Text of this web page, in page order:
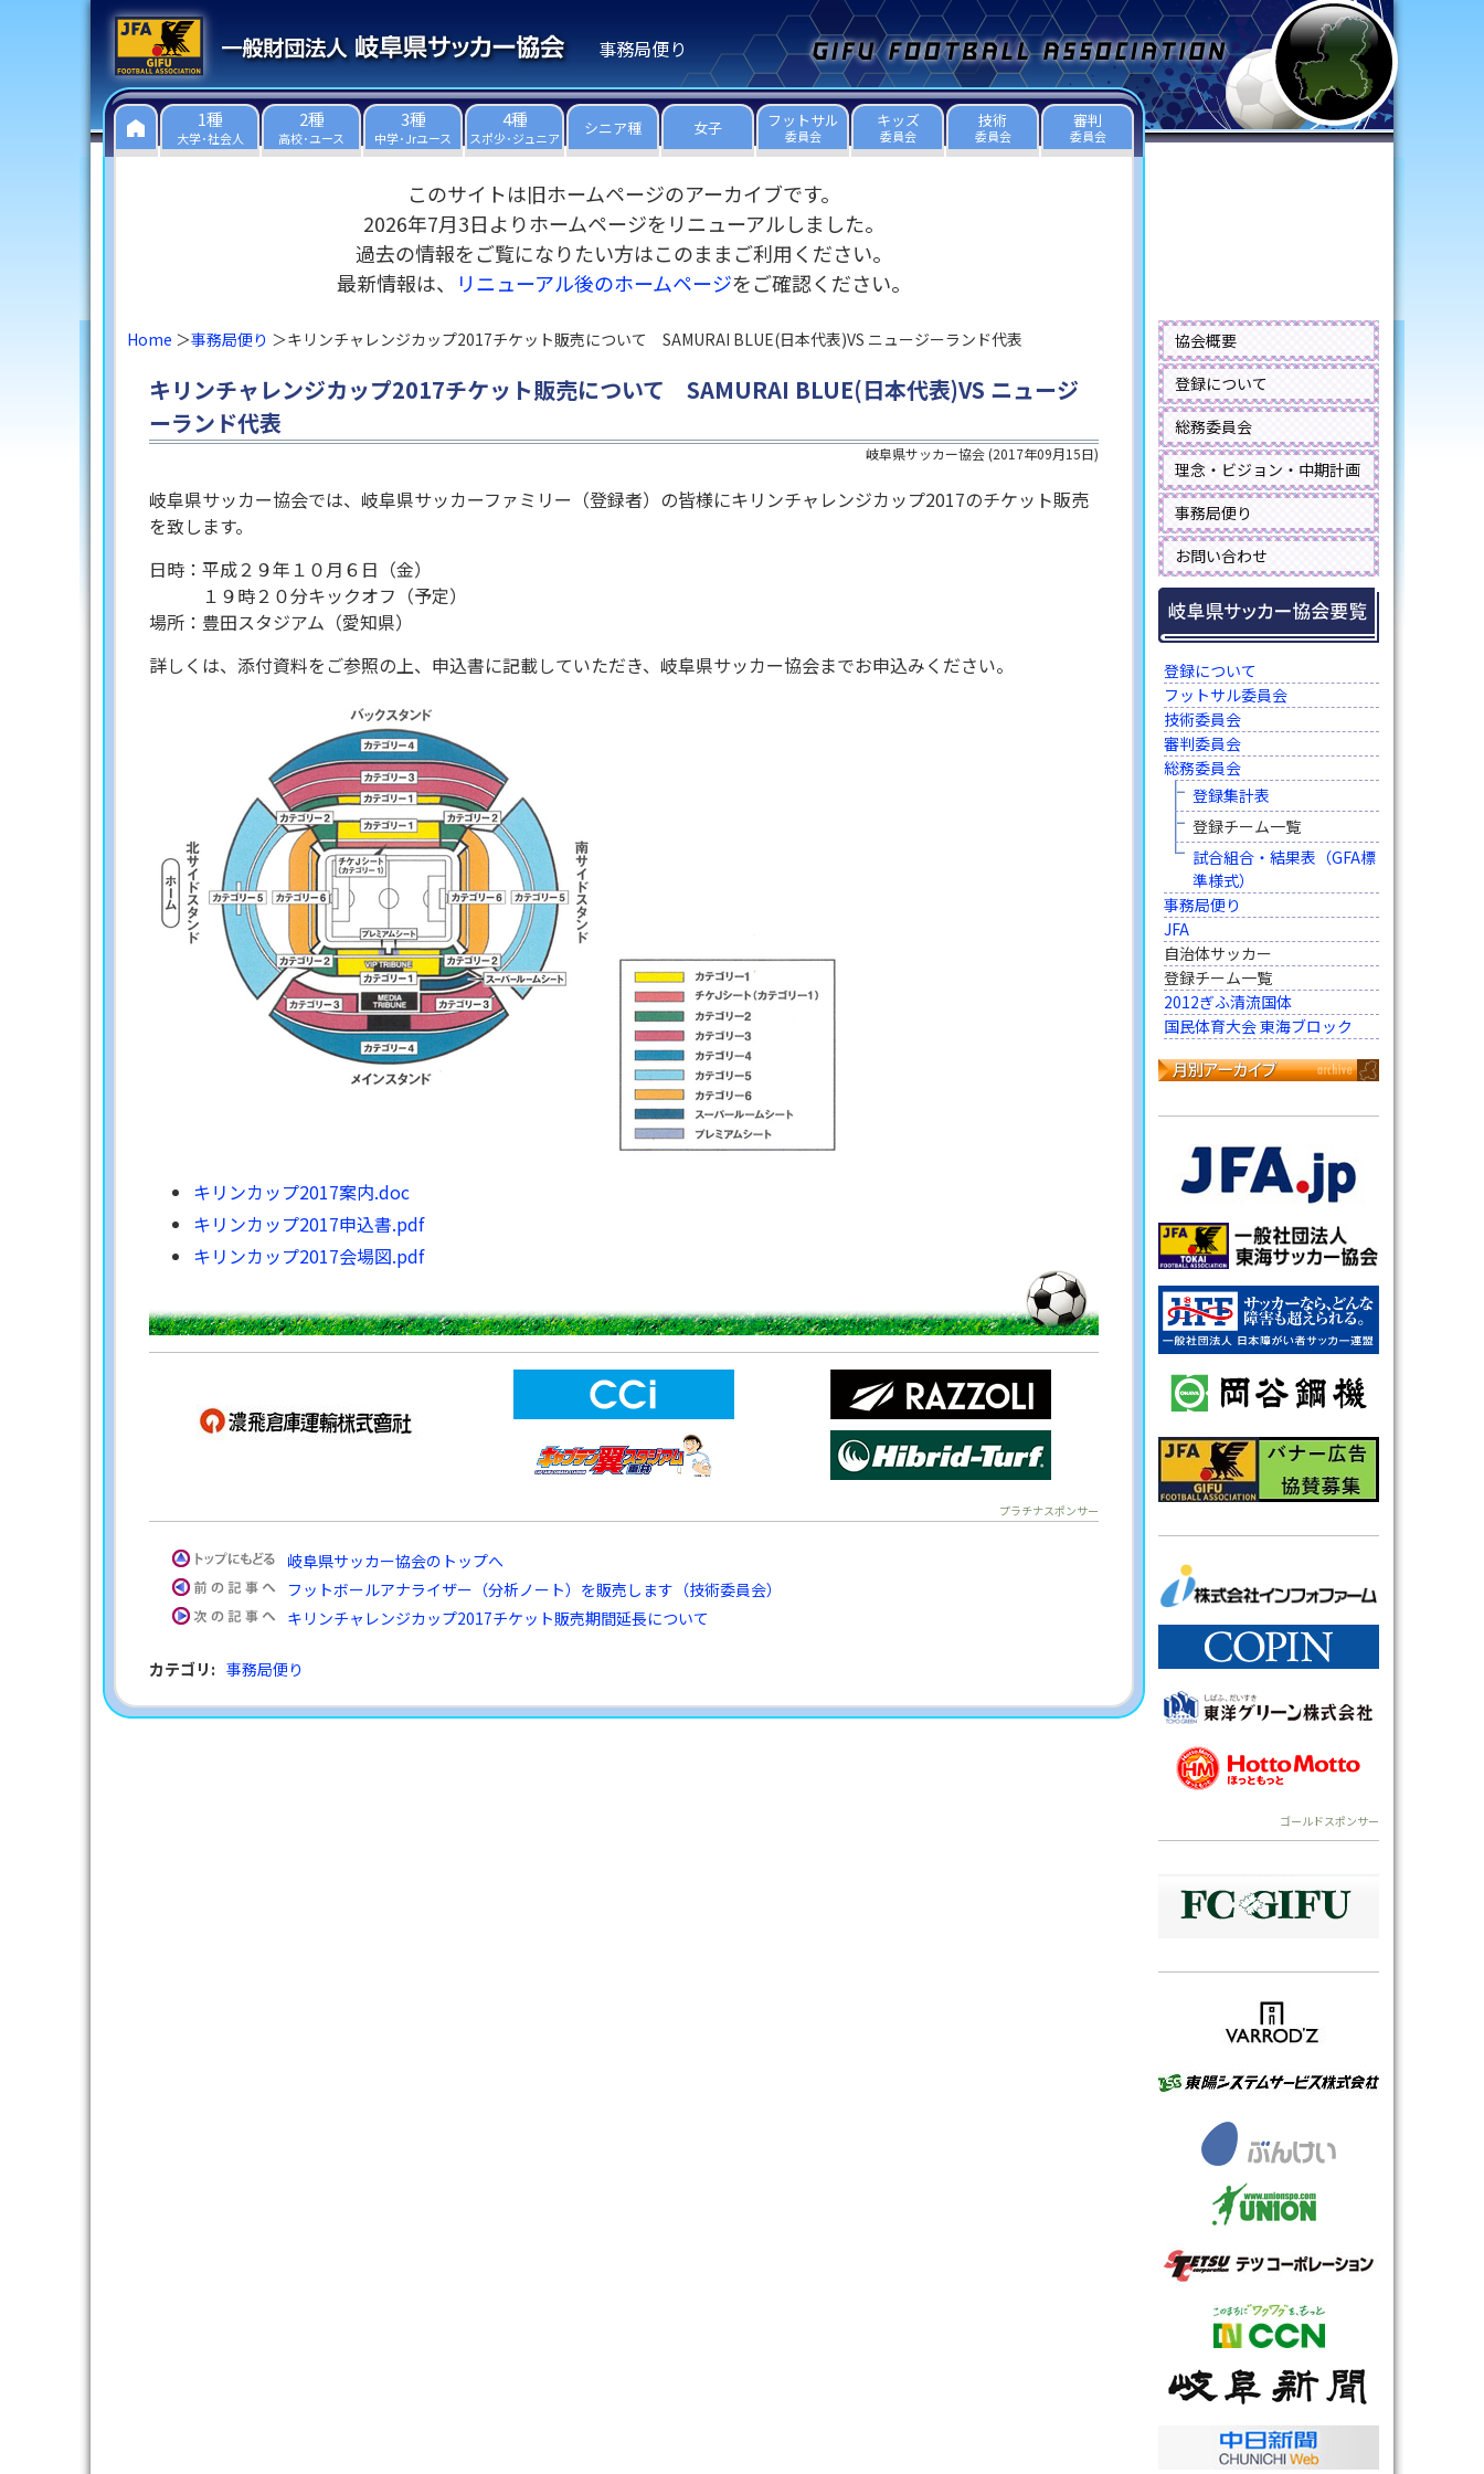
事務局便り
1種
大学･社会人
2種
高校･ユース
3種
中学･Jrユース
4種
スポ少･ジュニア シニア種 女子 フットサル
委員会
キッズ
委員会
技術
委員会
審判
委員会
このサイトは旧ホームページのアーカイブです。
2026年7月3日よりホームページをリニューアルしました。
過去の情報をご覧になりたい方はこのままご利用ください。
最新情報は、
リニューアル後のホームページをご確認ください。
Home 事務局便り キリンチャレンジカップ2017チケット販売について SAMURAI BLUE(日本代表)VS ニュージーランド代表
キリンチャレンジカップ2017チケット販売について SAMURAI BLUE(日本代表)VS ニュージ
ーランド代表
岐阜県サッカー協会 (2017年09月15日)
岐阜県サッカー協会では、岐阜県サッカーファミリー（登録者）の皆様にキリンチャレンジカップ2017のチケット販売
を致します。
日時：平成２９年１０月６日（金）
１９時２０分キックオフ（予定）
場所：豊田スタジアム（愛知県）
詳しくは、添付資料をご参照の上、申込書に記載していただき、岐阜県サッカー協会までお申込みください。
キリンカップ2017案内.doc
キリンカップ2017申込書.pdf
キリンカップ2017会場図.pdf
プラチナスポンサー
岐阜県サッカー協会のトップへ
フットボールアナライザー（分析ノート）を販売します（技術委員会）
キリンチャレンジカップ2017チケット販売期間延長について
カテゴリ : 事務局便り
協会概要
登録について
総務委員会
理念・ビジョン・中期計画
事務局便り
お問い合わせ
登録について
フットサル委員会
技術委員会
審判委員会
総務委員会
登録集計表
登録チーム一覧
試合組合・結果表（GFA標
準様式）
事務局便り
JFA
自治体サッカー
登録チーム一覧
2012ぎふ清流国体
国民体育大会 東海ブロック
ゴールドスポンサー